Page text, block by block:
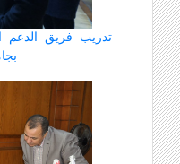
تدريب فريق الدعم